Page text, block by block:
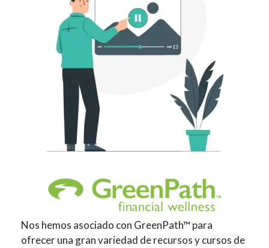
Nos hemos asociado con GreenPath™ para
ofrecer una gran variedad de recursos y cursos de